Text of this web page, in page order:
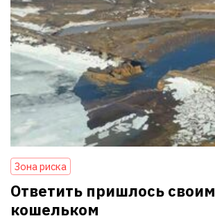
Зона риска
Ответить пришлось своим
кошельком